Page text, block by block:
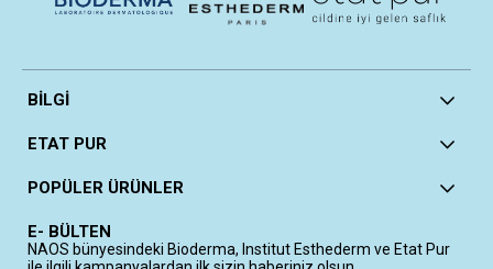
BİLGİ
ETAT PUR
POPÜLER ÜRÜNLER
E- BÜLTEN
NAOS bünyesindeki Bioderma, Institut Esthederm ve Etat Pur